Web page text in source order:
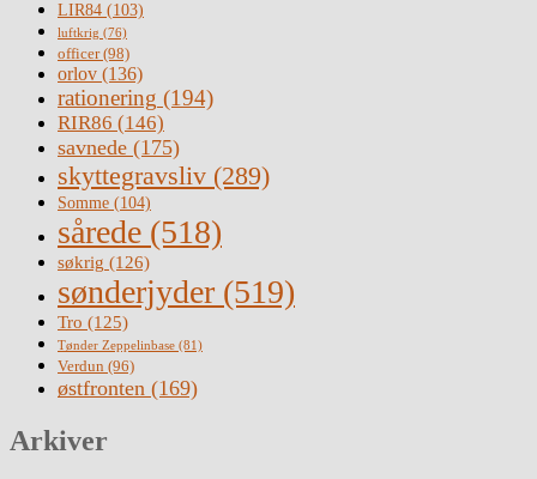
LIR84 (103)
luftkrig (76)
officer(98)
orlov (136)
rationering (194)
RIR86 (146)
savnede (175)
skyttegravsliv (289)
Somme (104)
sårede (518)
søkrig (126)
sønderjyder (519)
Tro (125)
Tønder Zeppelinbase (81)
Verdun (96)
østfronten (169)
Arkiver